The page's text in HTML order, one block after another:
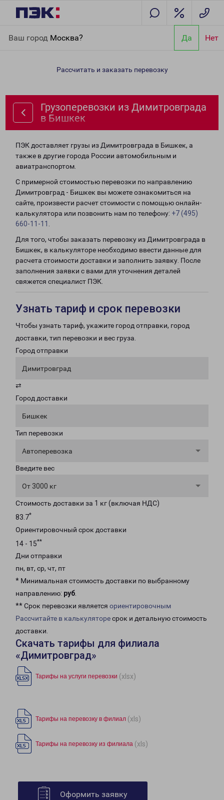
Ваш город Москва? Да Нет
Бишкек
Рассчитать и заказать перевозку
Грузоперевозки из Димитровграда
в Бишкек
ПЭК доставляет грузы из Димитровграда в Бишкек, а
также в другие города России автомобильным и
авиатранспортом.
С примерной стоимостью перевозки по направлению
Димитровград - Бишкек вы можете ознакомиться на
сайте, произвести расчет стоимости с помощью онлайн-
калькулятора или позвонить нам по телефону: +7 (495)
660-11-11
Для того, чтобы заказать перевозку из Димитровграда в
Бишкек, в калькуляторе необходимо ввести данные для
расчета стоимости доставки и заполнить заявку. После
заполнения заявки с вами для уточнения деталей
свяжется специалист ПЭК.
Узнать тариф и срок перевозки
Чтобы узнать тариф, укажите город отправки, город
доставки, тип перевозки и вес груза.
Город отправки
Димитровград
⇄
Город доставки
Бишкек
Тип перевозки
Автоперевозка
Введите вес
От 3000 кг
Стоимость доставки за 1 кг (включая НДС)
83.7*
Ориентировочный срок доставки
14 - 15**
Дни отправки
пн, вт, ср, чт, пт
* Минимальная стоимость доставки по выбранному
направлению: руб.
** Срок перевозки является ориентировочным
Рассчитайте в калькуляторесрок и детальную стоимость
доставки.
Скачать тарифы для филиала
«Димитровград»
Тарифы на услуги перевозки (xlsx)
Тарифы на перевозку в филиал (xls)
Тарифы на перевозку из филиала (xls)
Оформить заявку